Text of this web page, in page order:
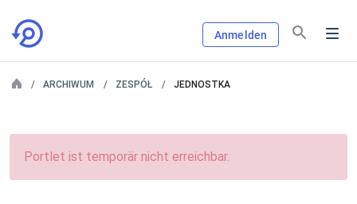
Anmelden
ARCHIWUM ZESPÓŁ JEDNOSTKA
Portlet ist temporär nicht erreichbar.